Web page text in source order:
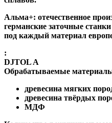
Альма+: отечественное
германские заточные
под каждый материал
:
DJTOL A
Обрабатываемые
древесина мягких
древесина твёрдых
МДФ